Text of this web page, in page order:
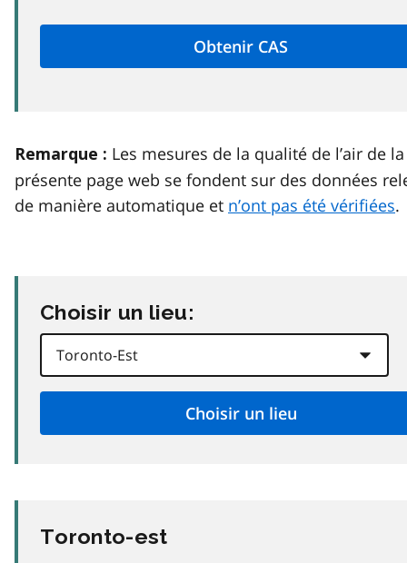
Remarque : Les mesures de la qualité de l’air de la
présente page web se fondent sur des données
de manière automatique et n’ont pas été vérifiées.
Choisir un lieu:
Toronto-est